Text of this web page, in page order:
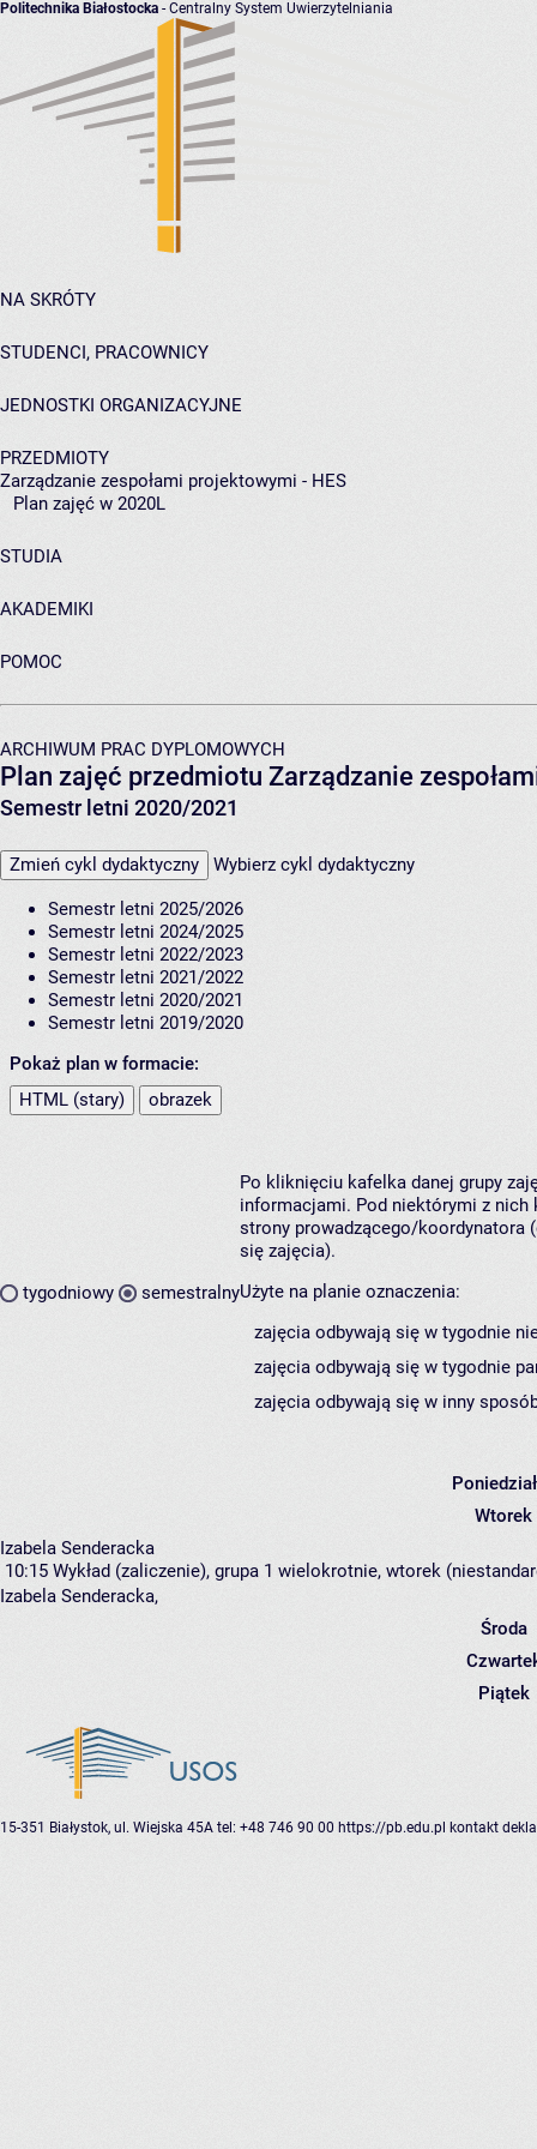
Politechnika Białostocka - Centralny System Uwierzytelniania
NA SKRÓTY
STUDENCI, PRACOWNICY
JEDNOSTKI ORGANIZACYJNE
PRZEDMIOTY
Zarządzanie zespołami projektowymi - HES
Plan zajęć w 2020L
STUDIA
AKADEMIKI
POMOC
ARCHIWUM PRAC DYPLOMOWYCH
Plan zajęć przedmiotu Zarządzanie
Semestr letni 2020/2021
Zmień cykl dydaktyczny Wybierz cykl dydaktyczny
Semestr letni 2025/2026
Semestr letni 2024/2025
Semestr letni 2022/2023
Semestr letni 2021/2022
Semestr letni 2020/2021
Semestr letni 2019/2020
Pokaż plan w formacie:
HTML (stary)
obrazek
tygodniowy semestralny
Po kliknięciu kafelka danej grupy
informacjami. Pod niektórymi z nich
strony prowadzącego/koordynatora
się zajęcia).
Użyte na planie oznaczenia:
zajęcia odbywają się w tygodnie
zajęcia odbywają się w tygodnie
zajęcia odbywają się w inny
Wtorek
Izabela Senderacka
10:15 Wykład (zaliczenie), grupa 1 wielokrotnie, wtorek
Izabela Senderacka,
Środa
Piątek
15-351 Białystok, ul. Wiejska 45A tel: +48 746 90 00 https://pb.edu.pl kontakt